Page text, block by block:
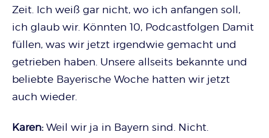
Zeit. Ich weiß gar nicht, wo ich anfangen soll,
ich glaub wir. Könnten 10, Podcastfolgen Damit
füllen, was wir jetzt irgendwie gemacht und
getrieben haben. Unsere allseits bekannte und
beliebte Bayerische Woche hatten wir jetzt
auch wieder.
Karen: Weil wir ja in Bayern sind. Nicht.